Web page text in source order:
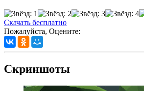
Скачать бесплатно
Пожалуйста, Оцените:
Скриншоты